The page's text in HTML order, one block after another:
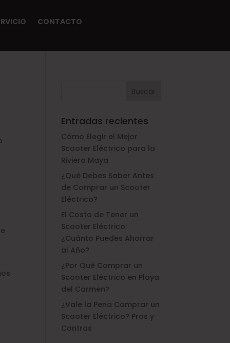
CONTACTO
Entradas recientes
Cómo Elegir el Mejor
Scooter Eléctrico para la
Riviera Maya
¿Qué Debes Saber Antes
de Comprar un Scooter
Eléctrico?
El Costo de Tener un
Scooter Eléctrico:
¿Cuánto Puedes Ahorrar
al Año?
¿Por Qué Comprar un
Scooter Eléctrico en Playa
del Carmen?
¿Vale la Pena Comprar un
Scooter Eléctrico? Pros y
Contras